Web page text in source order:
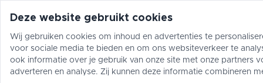
Pokémon One Piece Magic The
Deze website gebruikt cookies
Wij gebruiken cookies om inhoud en advertenties te
voor sociale media te bieden en om ons websiteverkeer te
ook informatie over je gebruik van onze site met onze partners
adverteren en analyse. Zij kunnen deze informatie combineren